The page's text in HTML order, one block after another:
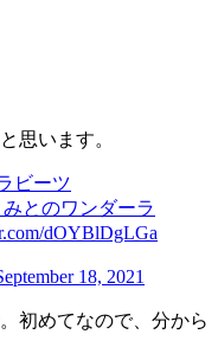
思います。
ビーツ
みとのワンダーラ
dOYBlDgLGa
18, 2021
初めてなので、分から